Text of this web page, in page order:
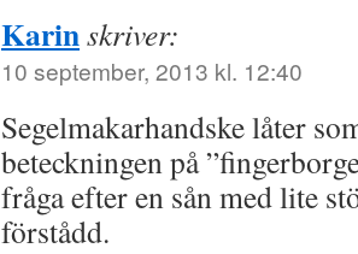
Karinskriver:
10 september, 2013 kl. 12:40
Segelmakarhandske låter
beteckningen på
fråga efter en sån med lite
förstådd.